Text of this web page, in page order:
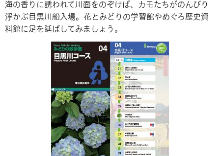
海の香りに誘われて川面をのぞけば、カモたちがのんびり
浮かぶ目黒川船入場。花とみどりの学習館やめぐろ歴史資
料館に足を延ばしてみましょう。